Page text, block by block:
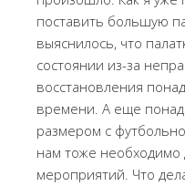
поставить большую
выяснилось, что
состоянии из-за
восстановления
времени. А еще
размером с
нам тоже необходимо
мероприятий. Что